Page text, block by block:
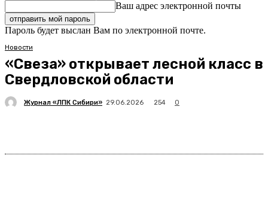
Ваш адрес электронной почты
Пароль будет выслан Вам по электронной почте.
Новости
«Свеза» открывает лесной класс в
Свердловской области
Журнал «ЛПК Сибири» 29.06.2026 254 0